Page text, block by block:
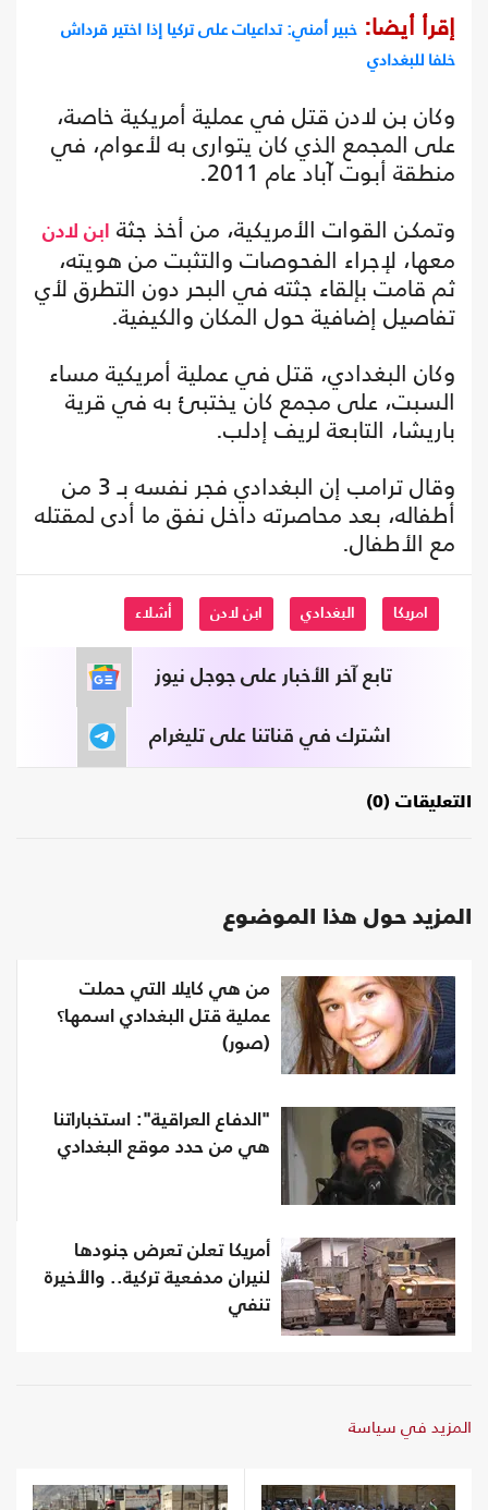
إقرأ أيضا: خبير أمني: تداعيات على تركيا إذا اختير قرداش
خلفا للبغدادي
وكان بن لادن قتل في عملية أمريكية خاصة،
على المجمع الذي كان يتوارى به لأعوام، في
منطقة أبوت آباد عام 2011.
وتمكن القوات الأمريكية، من أخذ جثة
ابن لادن
معها، لإجراء الفحوصات والتثبت من هويته،
ثم قامت بإلقاء جثته في البحر دون التطرق لأي
تفاصيل إضافية حول المكان والكيفية.
وكان البغدادي، قتل في عملية أمريكية مساء
السبت، على مجمع كان يختبئ به في قرية
باريشا، التابعة لريف إدلب.
وقال ترامب إن البغدادي فجر نفسه بـ 3 من
أطفاله، بعد محاصرته داخل نفق ما أدى لمقتله
مع الأطفال.
امريكا البغدادي ابن لادن أشلاء
تابع آخر الأخبار على جوجل نيوز
اشترك في قناتنا على تليغرام
التعليقات (0)
المزيد حول هذا الموضوع
من هي كايلا التي حملت
عملية قتل البغدادي اسمها؟
(صور)
"الدفاع العراقية": استخباراتنا
هي من حدد موقع البغدادي
أمريكا تعلن تعرض جنودها
لنيران مدفعية تركية.. والأخيرة
تنفي
المزيد في سياسة